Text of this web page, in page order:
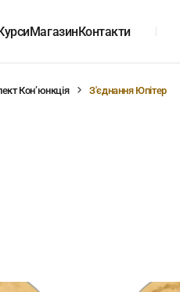
МагазинКонтакти
Конʼюнкція З'єднання Юпітер